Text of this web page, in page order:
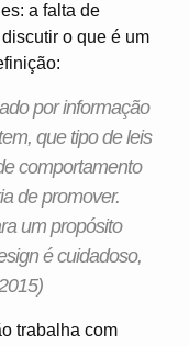
a falta de
o que é um
por informação
que tipo de leis
comportamento
de promover.
um propósito
é cuidadoso,
trabalha com